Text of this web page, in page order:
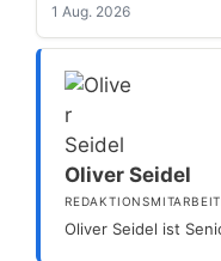
1 Aug. 2026
Oliver Seidel
Oliver Seidel ist